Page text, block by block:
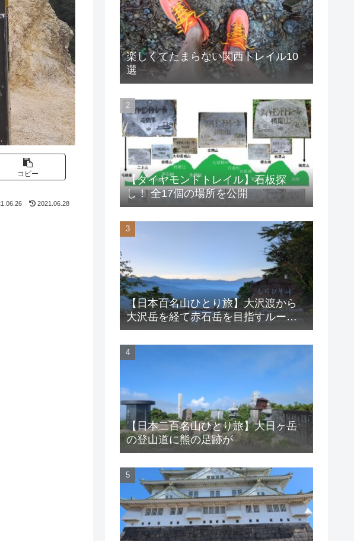
コピー
2021.06.28
楽しくてたまらない関西トレイル10
選
【ダイヤモンドトレイル】石板探
し！ 全17個の場所を公開
【日本百名山ひとり旅】大沢渡から
大沢岳を経て赤石岳を目指すルート
は困難を極める
【日本二百名山ひとり旅】大日ヶ岳
の登山道に熊の足跡が